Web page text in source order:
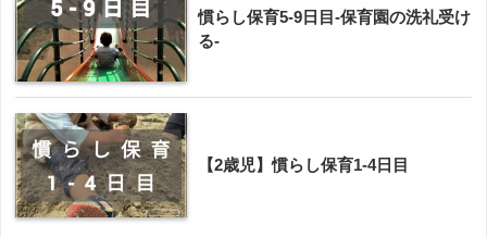
慣らし保育5-9日目-保育園の洗礼受け
る-
【2歳児】慣らし保育1-4日目